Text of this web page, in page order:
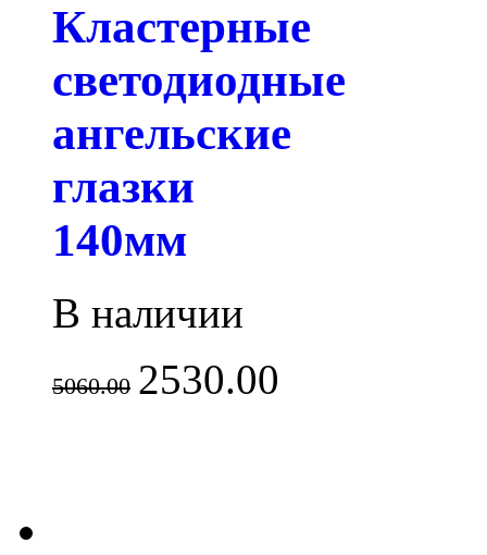
Кластерные
светодиодные
ангельские
глазки
140мм
В наличии
5060.00 2530.00